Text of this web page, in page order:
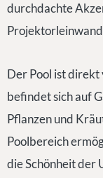
durchdachte
Der Pool ist direkt
befindet sich auf
Pflanzen und
Poolbereich
die Schönheit der